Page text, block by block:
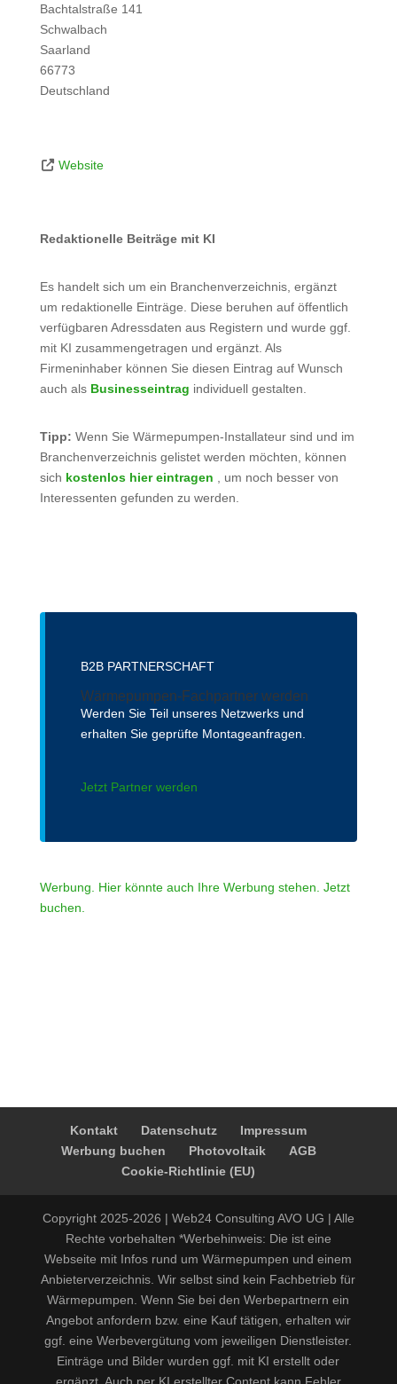
Bachtalstraße 141
Schwalbach
Saarland
66773
Deutschland
Website
Redaktionelle Beiträge mit KI
Es handelt sich um ein Branchenverzeichnis, ergänzt
um redaktionelle Einträge. Diese beruhen auf öffentlich
verfügbaren Adressdaten aus Registern und wurde ggf.
mit KI zusammengetragen und ergänzt. Als
Firmeninhaber können Sie diesen Eintrag auf Wunsch
auch als Businesseintrag individuell gestalten.
Tipp: Wenn Sie Wärmepumpen-Installateur sind und im
Branchenverzeichnis gelistet werden möchten, können
sich kostenlos hier eintragen , um noch besser von
Interessenten gefunden zu werden.
B2B PARTNERSCHAFT
Wärmepumpen-Fachpartner werden
Werden Sie Teil unseres Netzwerks und
erhalten Sie geprüfte Montageanfragen.
Jetzt Partner werden
Werbung. Hier könnte auch Ihre Werbung stehen. Jetzt
buchen.
Kontakt Datenschutz
Impressum
Werbung buchen
Photovoltaik
AGB
Cookie-Richtlinie (EU)
Copyright 2025-2026 | Web24 Consulting AVO UG | Alle
Rechte vorbehalten *Werbehinweis: Die ist eine
Webseite mit Infos rund um Wärmepumpen und einem
Anbieterverzeichnis. Wir selbst sind kein Fachbetrieb für
Wärmepumpen. Wenn Sie bei den Werbepartnern ein
Angebot anfordern bzw. eine Kauf tätigen, erhalten wir
ggf. eine Werbevergütung vom jeweiligen Dienstleister.
Einträge und Bilder wurden ggf. mit KI erstellt oder
ergänzt. Auch per KI erstellter Content kann Fehler